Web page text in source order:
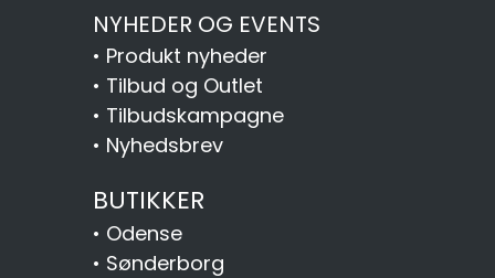
NYHEDER OG EVENTS
• Produkt nyheder
• Tilbud og Outlet
• Tilbudskampagne
• Nyhedsbrev
BUTIKKER
• Odense
• Sønderborg